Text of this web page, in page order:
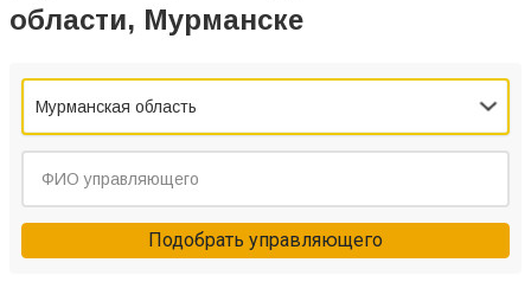
области, Мурманске
Мурманская область
Подобрать управляющего